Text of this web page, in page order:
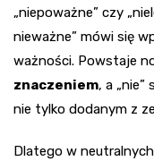
„niepoważne” czy
nieważne” mówi się
ważności. Powstaje
znaczeniem, a
nie tylko dodanym z
Dlatego w